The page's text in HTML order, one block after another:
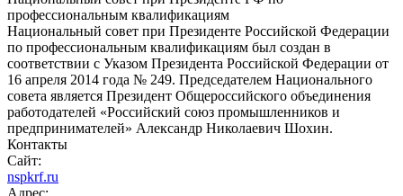
профессиональным квалификациям
Национальный совет при Президенте Российской Федерации
по профессиональным квалификациям был создан в
соответствии с Указом Президента Российской Федерации от
16 апреля 2014 года № 249. Председателем Национального
совета является Президент Общероссийского объединения
работодателей «Российский союз промышленников и
предпринимателей» Александр Николаевич Шохин.
Контакты
Сайт:
nspkrf.ru
Адрес: